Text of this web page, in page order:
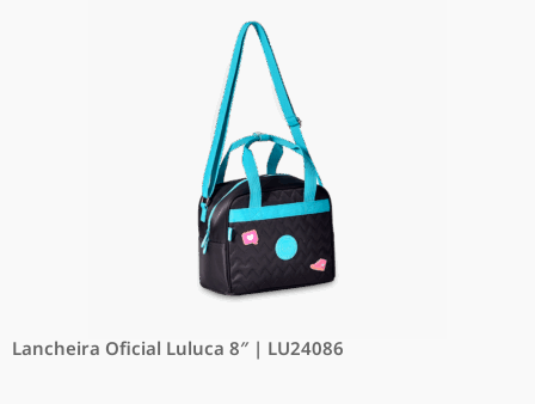
Lancheira Oficial Luluca 8″ | LU24086